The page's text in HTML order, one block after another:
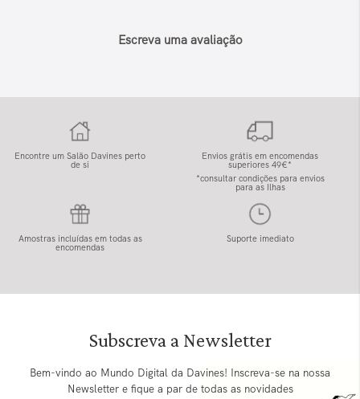
Escreva uma avaliação
Encontre um Salão Davines perto
de si
Envios grátis em encomendas
superiores 49€*
*consultar condições para envios
para as Ilhas
Amostras incluídas em todas as
encomendas
Suporte imediato
Subscreva a Newsletter
Bem-vindo ao Mundo Digital da Davines! Inscreva-se na nossa
Newsletter e fique a par de todas as novidades